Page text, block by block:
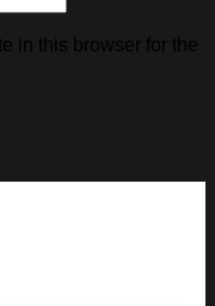
in this browser for the